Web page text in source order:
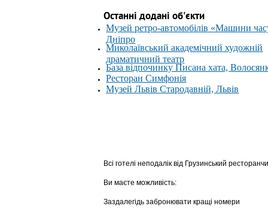
Останні додані об'єкти
Музей ретро-автомобілів «Машини
Дніпро
Миколаївський академічний художній
драматичний театр
База відпочинку Писана хата,
Ресторан Симфонія
Музей Львів Стародавній, Львів
Всі готелі неподалік від Грузинський
Ви маєте можливість:
Заздалегідь забронювати кращі номери